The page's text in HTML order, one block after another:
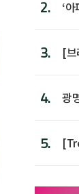
2.
‘
3.
[브
4. 광
5.